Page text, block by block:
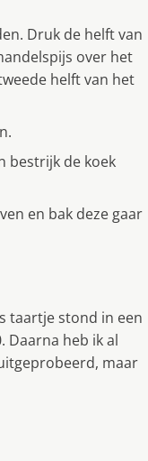
Druk de helft van
over het
helft van het
bestrijk de koek
en bak deze gaar
taartje stond in een
Daarna heb ik al
maar